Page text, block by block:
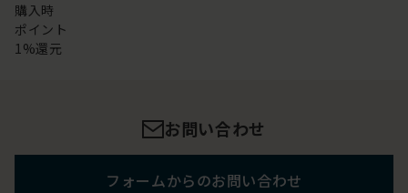
購入時
ポイント
1%還元
お問い合わせ
フォームからのお問い合わせ